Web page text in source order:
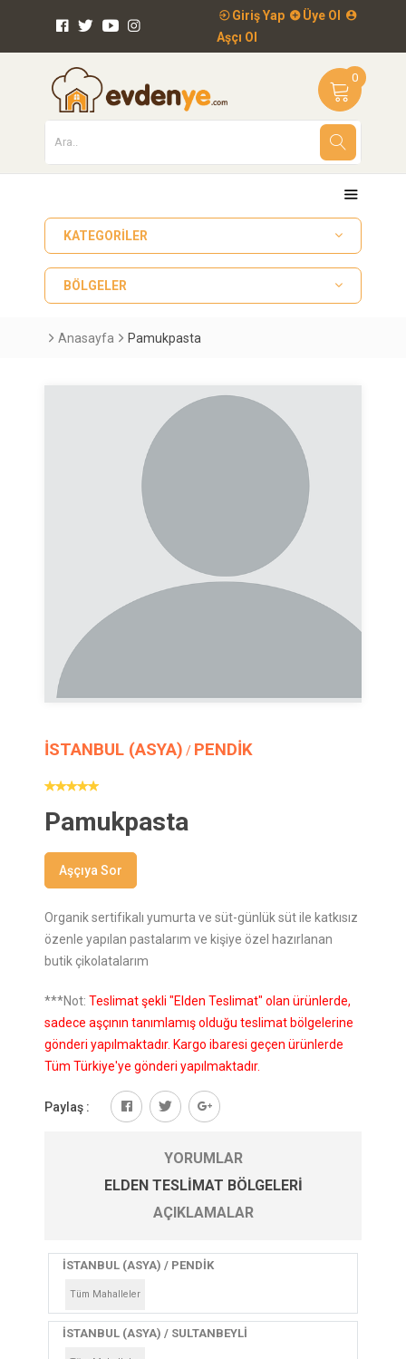
Giriş Yap
Üye Ol
Aşçı Ol
0
KATEGORILER
BÖLGELER
Anasayfa Pamukpasta
İSTANBUL (ASYA) / PENDİK
Pamukpasta
Aşçıya Sor
Organik sertifikalı yumurta ve süt-günlük süt ile katkısız
özenle yapılan pastalarım ve kişiye özel hazırlanan
butik çikolatalarım
***Not: Teslimat şekli "Elden Teslimat" olan ürünlerde,
sadece aşçının tanımlamış olduğu teslimat bölgelerine
gönderi yapılmaktadır. Kargo ibaresi geçen ürünlerde
Tüm Türkiye'ye gönderi yapılmaktadır.
Paylaş :
YORUMLAR
ELDEN TESLIMAT BÖLGELERI
AÇIKLAMALAR
İSTANBUL (ASYA) / PENDİK
Tüm Mahalleler
İSTANBUL (ASYA) / SULTANBEYLİ